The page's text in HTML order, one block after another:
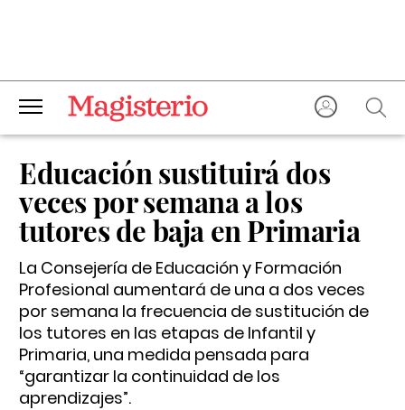
Educación sustituirá dos
veces por semana a los
tutores de baja en Primaria
La Consejería de Educación y Formación
Profesional aumentará de una a dos veces
por semana la frecuencia de sustitución de
los tutores en las etapas de Infantil y
Primaria, una medida pensada para
“garantizar la continuidad de los
aprendizajes”.